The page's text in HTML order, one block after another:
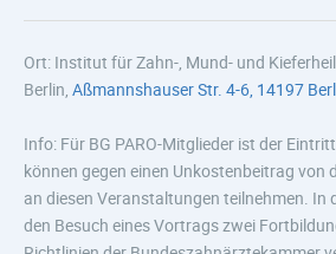
Ort: Institut für Zahn-, Mund- und
Berlin, Aßmannshauser Str. 4-6, 14197
Info: Für BG PARO-Mitglieder ist der
können gegen einen Unkostenbeitrag von
an diesen Veranstaltungen teilnehmen. In
den Besuch eines Vortrags zwei